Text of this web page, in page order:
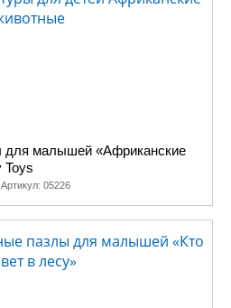
для малышей «Африканские
Toys
Артикул: 05226